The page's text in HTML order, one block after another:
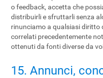
o feedback, accetta che
distribuirli e sfruttarli senza
rinunciamo a qualsiasi diritto
correlati precedentemente
ottenuti da fonti diverse da
15. Annunci,